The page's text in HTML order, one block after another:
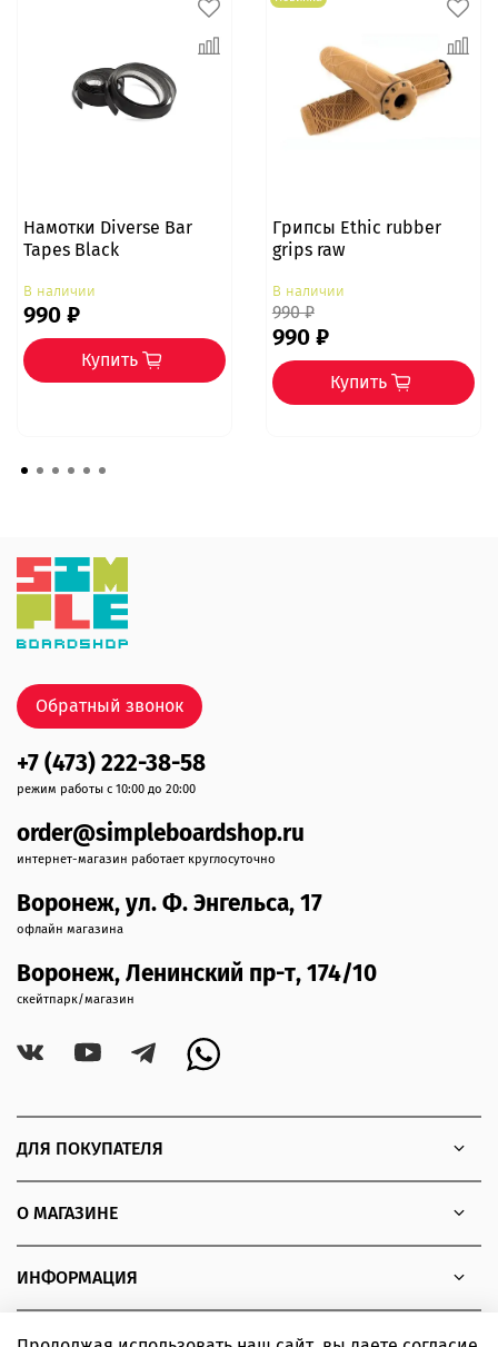
Намотки Diverse Bar
Tapes Black
В наличии
990 ₽
Купить
Грипсы Ethic rubber
grips raw
В наличии
990 ₽
990 ₽
Купить
ДЛЯ ПОКУПАТЕЛЯ
О МАГАЗИНЕ
ИНФОРМАЦИЯ
+7 (473) 222-38-58
режим работы с 10:00 до 20:00
order@simpleboardshop.ru
интернет-магазин работает круглосуточно
Воронеж, ул. Ф. Энгельса, 17
офлайн магазина
Воронеж, Ленинский пр-т, 174/10
скейтпарк/магазин
Обратный звонок